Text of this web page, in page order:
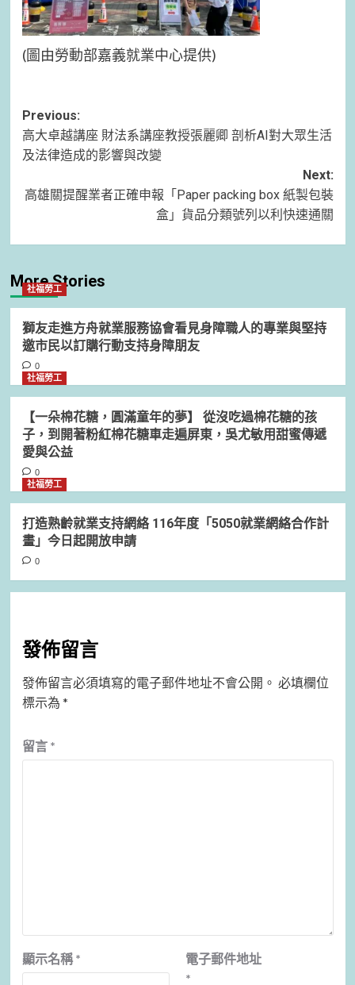
(圖由勞動部嘉義就業中心提供)
Post
navigation
Previous:
高大卓越講座 財法系講座教授張麗卿 剖析AI對大眾生活
及法律造成的影響與改變
Next:
高雄關提醒業者正確申報「Paper packing box 紙製包裝
盒」貨品分類號列以利快速通關
More Stories
社福勞工
獅友走進方舟就業服務協會看見身障職人的專業與堅持
邀市民以訂購行動支持身障朋友
0
社福勞工
【一朵棉花糖，圓滿童年的夢】 從沒吃過棉花糖的孩
子，到開著粉紅棉花糖車走遍屏東，吳尤敏用甜蜜傳遞
愛與公益
0
社福勞工
打造熟齡就業支持網絡 116年度「5050就業網絡合作計
畫」今日起開放申請
0
發佈留言
發佈留言必須填寫的電子郵件地址不會公開。 必填欄位
標示為 *
留言 *
顯示名稱 *
電子郵件地址
*